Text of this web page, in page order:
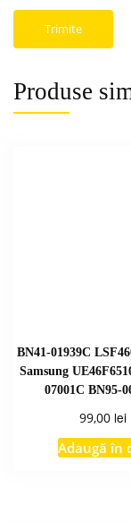
Produse
BN41-01939C
Samsung
07001C BN95-
99,00 lei
Adaugă în